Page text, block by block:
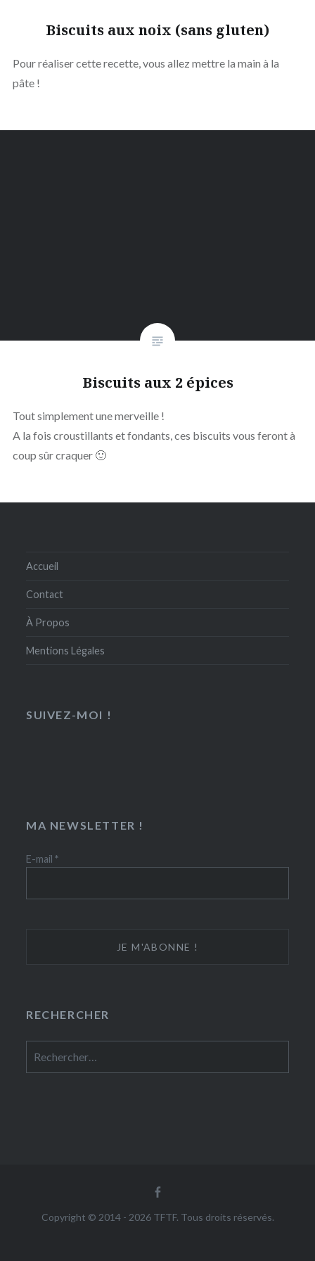
Biscuits aux noix (sans gluten)
Pour réaliser cette recette, vous allez mettre la main à la
pâte !
Biscuits aux 2 épices
Tout simplement une merveille !
A la fois croustillants et fondants, ces biscuits vous feront à
coup sûr craquer 🙂
Accueil
Contact
À Propos
Mentions Légales
SUIVEZ-MOI !
MA NEWSLETTER !
E-mail*
RECHERCHER
Copyright © 2014 - 2026 TFTF. Tous droits réservés.